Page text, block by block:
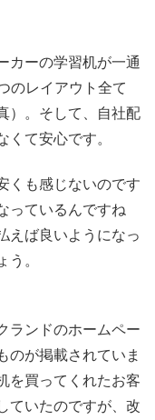
カーの学習机が一通
のレイアウト全て
）。そして、自社配
て安心です。
くも感じないのです
っているんですね
えば良いようになっ
う。
ランドのホームペー
のが掲載されていま
を買ってくれたお客
ていたのですが、改